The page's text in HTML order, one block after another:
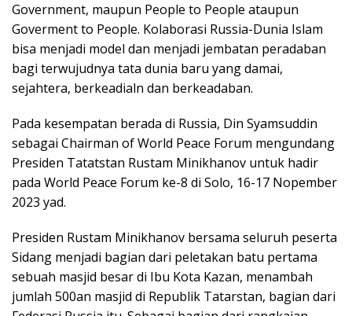
Government, maupun People to People ataupun
Goverment to People. Kolaborasi Russia-Dunia Islam
bisa menjadi model dan menjadi jembatan peradaban
bagi terwujudnya tata dunia baru yang damai,
sejahtera, berkeadialn dan berkeadaban.
Pada kesempatan berada di Russia, Din Syamsuddin
sebagai Chairman of World Peace Forum mengundang
Presiden Tatatstan Rustam Minikhanov untuk hadir
pada World Peace Forum ke-8 di Solo, 16-17 Nopember
2023 yad.
Presiden Rustam Minikhanov bersama seluruh peserta
Sidang menjadi bagian dari peletakan batu pertama
sebuah masjid besar di Ibu Kota Kazan, menambah
jumlah 500an masjid di Republik Tatarstan, bagian dari